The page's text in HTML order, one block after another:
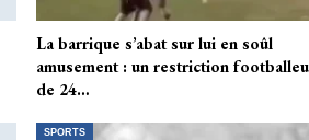
La barrique s’abat sur lui en soûl
amusement : un restriction
de 24…
SPORTS